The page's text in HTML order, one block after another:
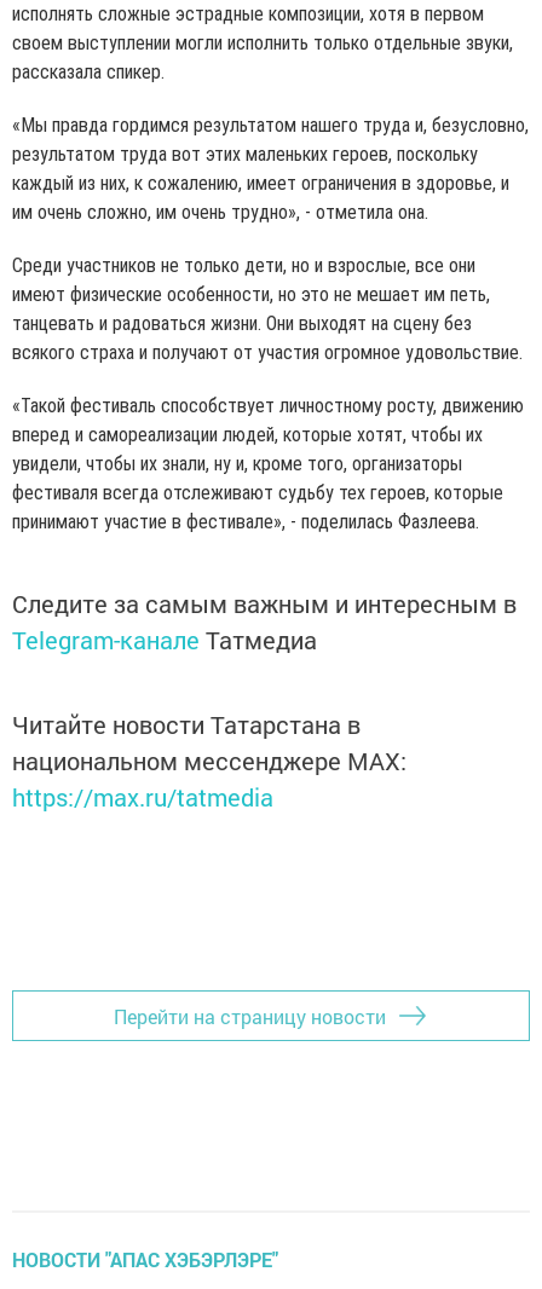
исполнять сложные эстрадные композиции, хотя в первом
своем выступлении могли исполнить только отдельные звуки,
рассказала спикер.
«Мы правда гордимся результатом нашего труда и, безусловно,
результатом труда вот этих маленьких героев, поскольку
каждый из них, к сожалению, имеет ограничения в здоровье, и
им очень сложно, им очень трудно», - отметила она.
Среди участников не только дети, но и взрослые, все они
имеют физические особенности, но это не мешает им петь,
танцевать и радоваться жизни. Они выходят на сцену без
всякого страха и получают от участия огромное удовольствие.
«Такой фестиваль способствует личностному росту, движению
вперед и самореализации людей, которые хотят, чтобы их
увидели, чтобы их знали, ну и, кроме того, организаторы
фестиваля всегда отслеживают судьбу тех героев, которые
принимают участие в фестивале», - поделилась Фазлеева.
Следите за самым важным и интересным в
Telegram-канале Татмедиа
Читайте новости Татарстана в
национальном мессенджере MАХ:
https://max.ru/tatmedia
Перейти на страницу новости
НОВОСТИ "АПАС ХЭБЭРЛЭРЕ"